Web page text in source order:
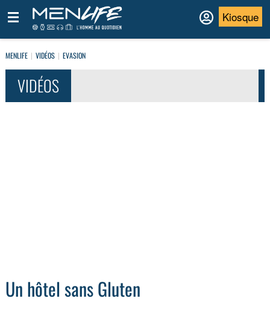
Kiosque
MENLIFE VIDÉOS EVASION
VIDÉOS
Un hôtel sans Gluten